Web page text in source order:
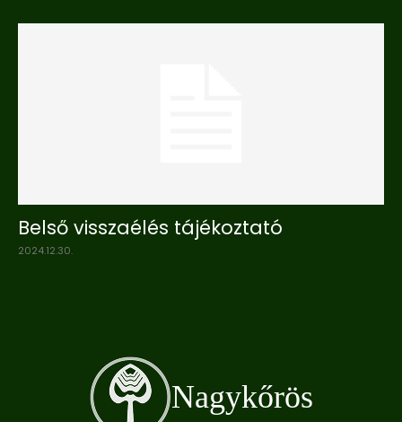
Belső visszaélés tájékoztató
2024.12.30.
Nagykőrös